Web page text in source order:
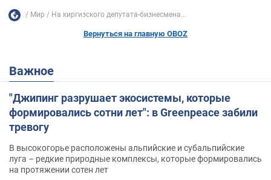
Мир На киргизского депутата-бизнесмена...
Вернуться на главную OBOZ
Важное
"Джипинг разрушает экосистемы, которые
формировались сотни лет": в Greenpeace забили
тревогу
В высокогорье расположены альпийские и субальпийские
луга – редкие природные комплексы, которые формировались
на протяжении сотен лет